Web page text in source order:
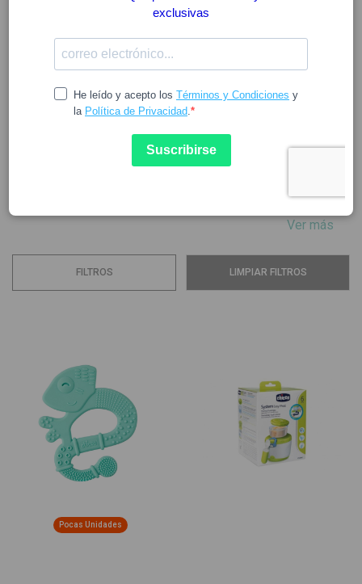
CHICCO
Marca registrada desde 1958, Chicco fue concebida en
puericultura con la introducción del biberón. Chicco
en todo lo que hace felices a los bebés. Con 50 años de
experiencia, Chicco es una marca comprometida en
Ver más
FILTROS LIMPIAR FILTROS
Pocas Unidades